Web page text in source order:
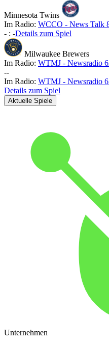
Minnesota Twins
Im Radio: WCCO - News Talk
- : -Details zum Spiel
Milwaukee Brewers
Im Radio: WTMJ - Newsradio
--
Im Radio: WTMJ - Newsradio
Details zum Spiel
Aktuelle Spiele
Unternehmen